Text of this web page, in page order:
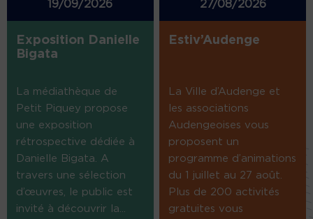
19/09/2026
Exposition Danielle
Bigata
La médiathèque de
Petit Piquey propose
une exposition
rétrospective dédiée à
Danielle Bigata. A
travers une sélection
d’œuvres, le public est
invité à découvrir la...
27/08/2026
Estiv’Audenge
La Ville d’Audenge et
les associations
Audengeoises vous
proposent un
programme d’animations
du 1 juillet au 27 août.
Plus de 200 activités
gratuites vous